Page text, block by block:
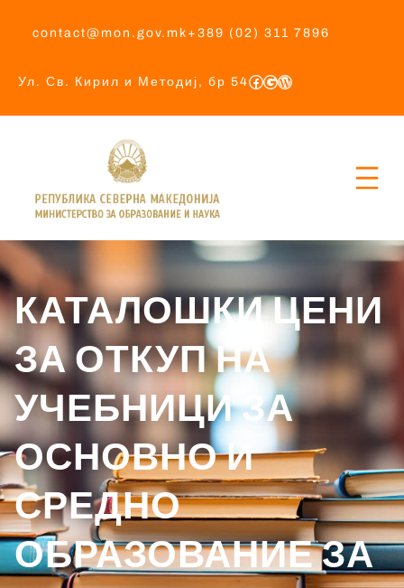
contact@mon.gov.mk +389 (02) 311 7896
Ул. Св. Кирил и Методиј, бр 54
КАТАЛОШКИ ЦЕНИ
ЗА ОТКУП НА
УЧЕБНИЦИ ЗА
ОСНОВНО И
СРЕДНО
ОБРАЗОВАНИЕ ЗА